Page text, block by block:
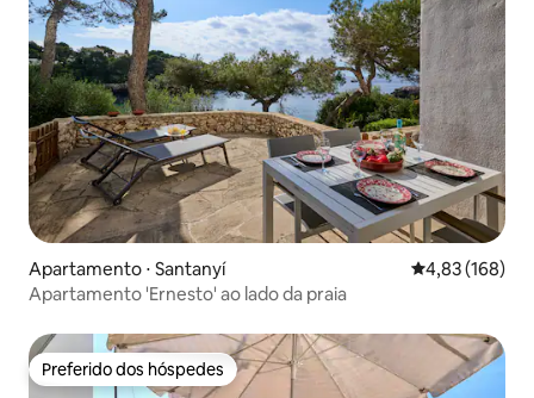
Apartamento ⋅ Santanyí 4,83 de uma
4,83 (168)
Apartamento 'Ernesto' ao lado da praia
Preferido dos hóspedes
Preferido dos hóspedes